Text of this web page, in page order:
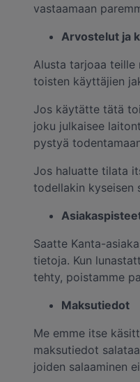
vastaamaan
Arvostelut ja
Alusta tarjoaa teille
toisten käyttäjien
Jos käytätte tätä
joku julkaisee
pystyä
Jos haluatte tilata
todellakin kyseisen
Saatte Kanta-
tietoja. Kun
tehty, poistamme
Maksutiedot
Me emme itse
maksutiedot
joiden salaaminen